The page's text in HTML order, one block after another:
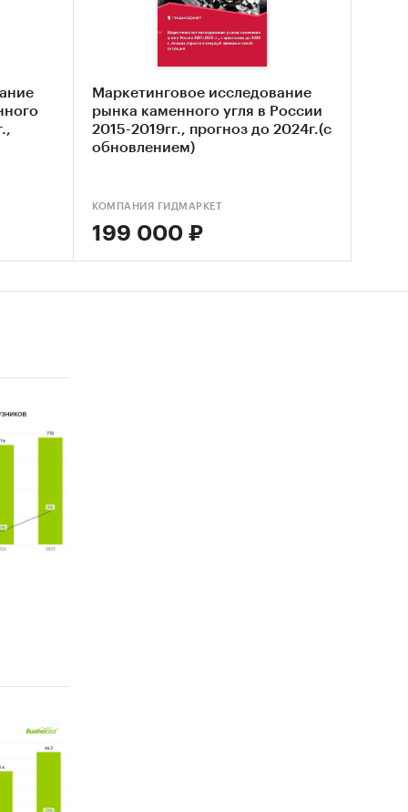
РК
Маркетинговое исследование
рынка каменного угля в России
2015-2019гг., прогноз до 2024г.(с
обновлением)
КОМПАНИЯ ГИДМАРКЕТ
199 000 ₽